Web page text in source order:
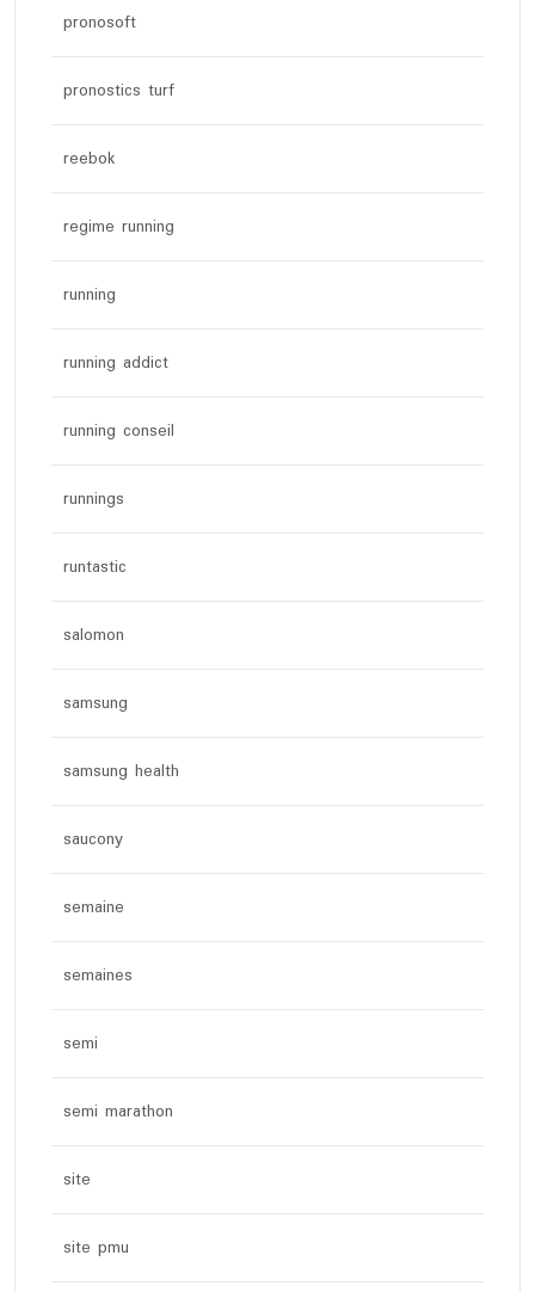
pronosoft
pronostics turf
reebok
regime running
running
running addict
running conseil
runnings
runtastic
salomon
samsung
samsung health
saucony
semaine
semaines
semi
semi marathon
site
site pmu